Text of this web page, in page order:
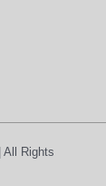
| All Rights